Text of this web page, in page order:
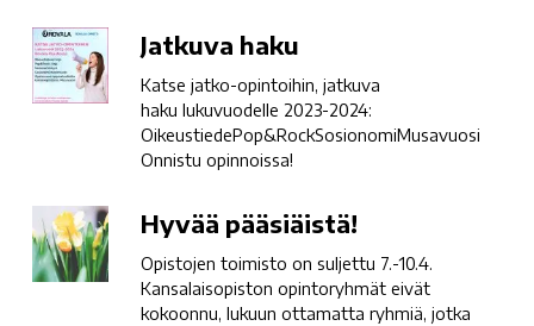
Jatkuva
haku
Jatkuva haku
Katse jatko-opintoihin, jatkuva
haku lukuvuodelle 2023-2024:
OikeustiedePop&RockSosionomiMusavuosi
Onnistu opinnoissa!
Hyvää
pääsiäistä!
Hyvää pääsiäistä!
Opistojen toimisto on suljettu 7.-10.4.
Kansalaisopiston opintoryhmät eivät
kokoonnu, lukuun ottamatta ryhmiä, jotka